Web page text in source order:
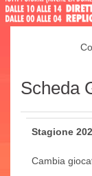
Scheda
Stagione
Cambia